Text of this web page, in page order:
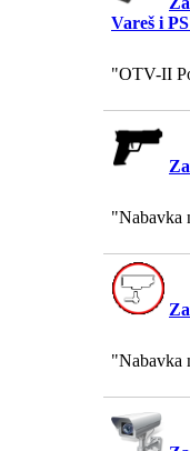
Vareš i
"OTV-II
"Nabavka
"Nabavka